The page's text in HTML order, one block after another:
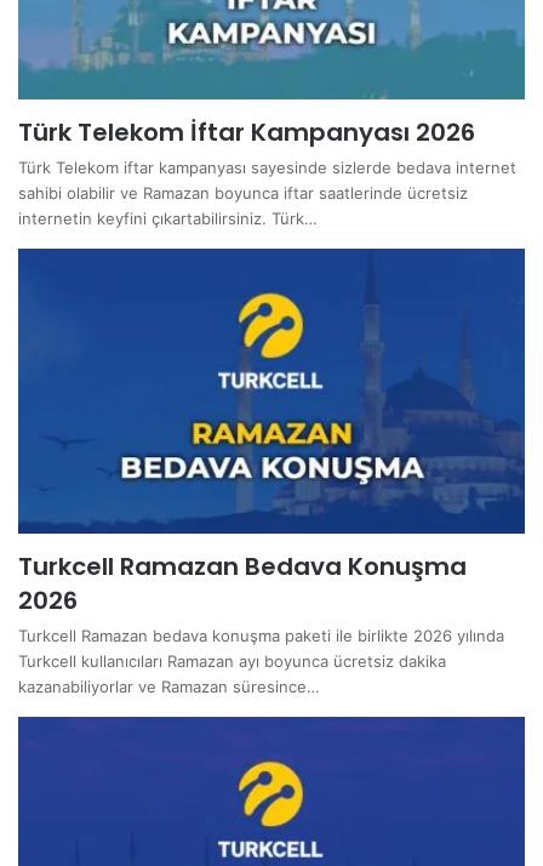
Türk Telekom İftar Kampanyası 2026
Türk Telekom iftar kampanyası sayesinde sizlerde bedava internet
sahibi olabilir ve Ramazan boyunca iftar saatlerinde ücretsiz
internetin keyfini çıkartabilirsiniz. Türk…
Turkcell Ramazan Bedava Konuşma
2026
Turkcell Ramazan bedava konuşma paketi ile birlikte 2026 yılında
Turkcell kullanıcıları Ramazan ayı boyunca ücretsiz dakika
kazanabiliyorlar ve Ramazan süresince…